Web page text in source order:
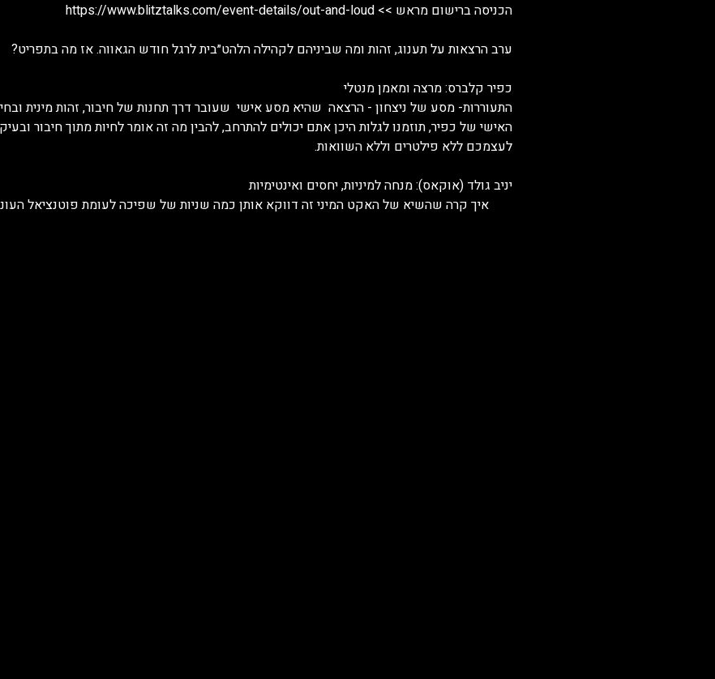
הכניסה ברישום מראש >> https://www.blitztalks.com/event-details/out-and-loud
ערב הרצאות על תענוג, זהות ומה שביניהם לקהילה הלהט״בית לרגל חודש הגאווה. אז מה בתפריט?
כפיר קלברס: מרצה ומאמן מנטלי
התעוררות- מסע של ניצחון - הרצאה  שהיא מסע אישי  שעובר דרך תחנות של חיבור, זהות מינית
האישי של כפיר, תוזמנו לגלות היכן אתם יכולים להתרחב, להבין מה זה אומר לחיות מתוך חיבור
לעצמכם ללא פילטרים וללא השוואות.
יניב גולד (אוקאס): מנחה למיניות, יחסים ואינטימיות